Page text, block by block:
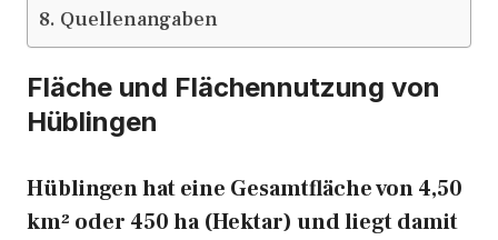
Quellenangaben
Fläche und Flächennutzung von
Hüblingen
Hüblingen hat eine Gesamtfläche von 4,50
km² oder 450 ha (Hektar) und liegt damit